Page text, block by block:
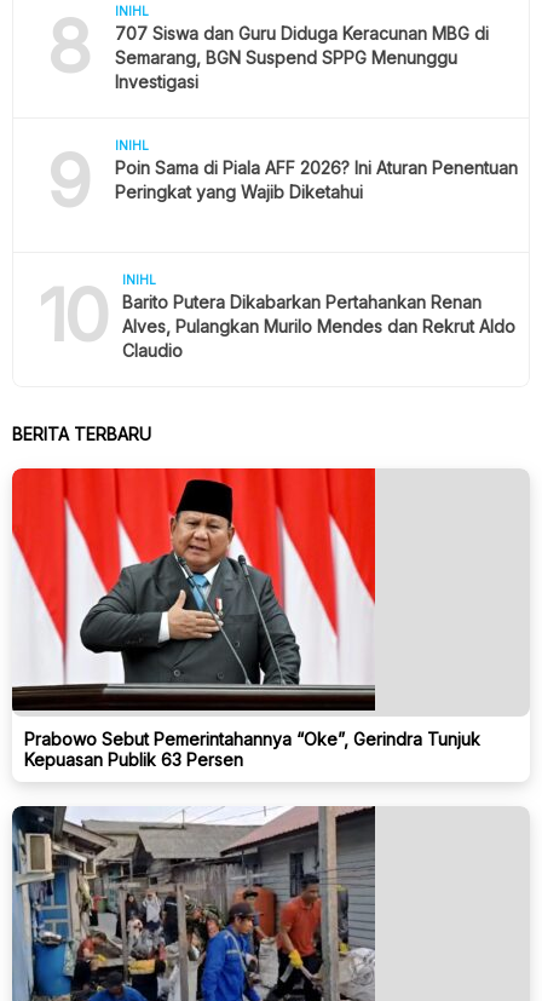
8 INIHL
707 Siswa dan Guru Diduga Keracunan MBG di
Semarang, BGN Suspend SPPG Menunggu
Investigasi
9 INIHL
Poin Sama di Piala AFF 2026? Ini Aturan Penentuan
Peringkat yang Wajib Diketahui
10 INIHL
Barito Putera Dikabarkan Pertahankan Renan
Alves, Pulangkan Murilo Mendes dan Rekrut Aldo
Claudio
BERITA TERBARU
Prabowo Sebut Pemerintahannya “Oke”, Gerindra Tunjuk
Kepuasan Publik 63 Persen